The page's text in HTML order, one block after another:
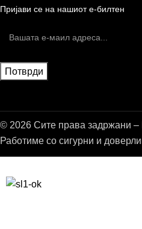
Пријави се на нашиот е-билтен
© 2026 Сите права задржани
Работиме со сигурни и